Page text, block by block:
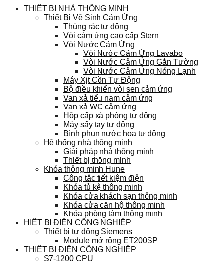
THIẾT BỊ NHÀ THÔNG MINH
Thiết Bị Vệ Sinh Cảm Ứng
Thùng rác tự động
Vòi cảm ứng cao cấp Stern
Vòi Nước Cảm Ứng
Vòi Nước Cảm Ứng Lavabo
Vòi Nước Cảm Ứng Gắn Tường
Vòi Nước Cảm Ứng Nóng Lạnh
Máy Xịt Cồn Tự Động
Bộ điều khiển vòi sen cảm ứng
Van xả tiểu nam cảm ứng
Van xả WC cảm ứng
Hộp cấp xà phòng tự động
Máy sấy tay tự động
Bình phun nước hoa tự động
Hệ thống nhà thông minh
Giải pháp nhà thông minh
Thiết bị thông minh
Khóa thông minh Hune
Công tắc tiết kiệm điện
Khóa tủ kệ thông minh
Khóa cửa khách sạn thông minh
Khóa cửa căn hộ thông minh
Khóa phòng tắm thông minh
HIẾT BỊ ĐIỆN CÔNG NGHIỆP
Thiết bị tự động Siemens
Module mở rộng ET200SP
THIẾT BỊ ĐIỆN CÔNG NGHIỆP
S7-1200 CPU